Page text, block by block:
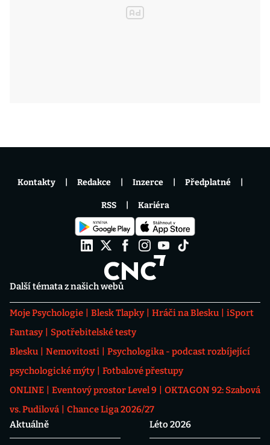
Další témata z našich webů
Moje Psychologie Blesk Tlapky Hráči na Blesku
iSport
Fantasy
Spotřebitelské testy
Blesku
Nemovitosti
Psychologika - podcast rozbíjející
psychologické mýty
Fotbalové přestupy
ONLINE
Eventový prostor Level 9
OKTAGON 92: Szabová
vs. Pudilová
Chance Liga 2026/27
Aktuálně
Léto 2026
Kontakty Redakce Inzerce Předplatné
RSS Kariéra